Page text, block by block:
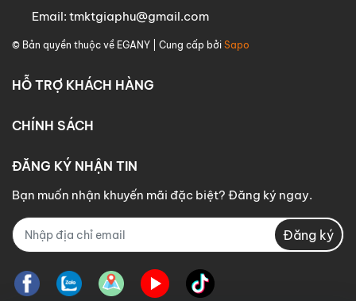
Email: tmktgiaphu@gmail.com
© Bản quyền thuộc về EGANY | Cung cấp bởi Sapo
HỖ TRỢ KHÁCH HÀNG
CHÍNH SÁCH
ĐĂNG KÝ NHẬN TIN
Bạn muốn nhận khuyến mãi đặc biệt? Đăng ký ngay.
Đăng ký